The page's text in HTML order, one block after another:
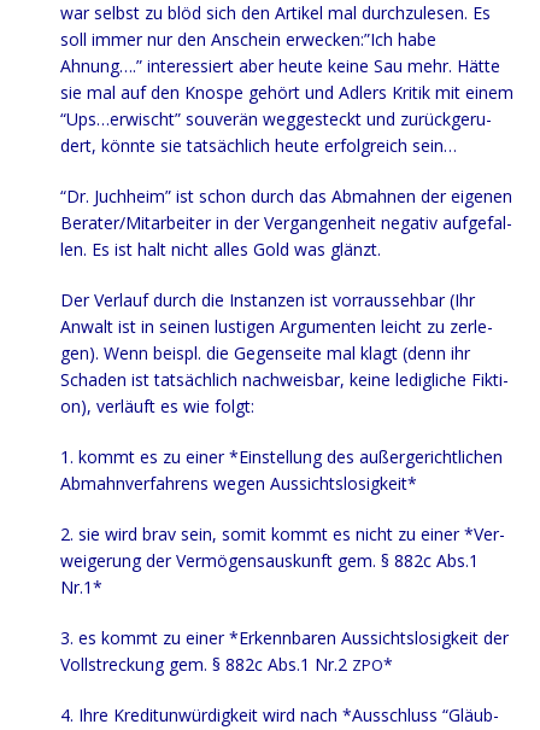
war selbst zu blöd sich den Arti­kel mal durch­zu­le­sen. Es
soll immer nur den Anschein erwecken:”Ich habe
Ahnung….” inter­es­siert aber heu­te kei­ne Sau mehr. Hät­te
sie mal auf den Knos­pe gehört und Adlers Kri­tik mit einem
“Ups…erwischt” sou­ve­rän weg­ge­steckt und zurück­ge­ru­
dert, könn­te sie tat­säch­lich heu­te erfolg­reich sein…
“Dr. Juch­heim” ist schon durch das Abmah­nen der eige­nen
Berater/Mitarbeiter in der Ver­gan­gen­heit nega­tiv auf­ge­fal­
len. Es ist halt nicht alles Gold was glänzt.
Der Ver­lauf durch die Instan­zen ist vorraus­seh­bar (Ihr
Anwalt ist in sei­nen lus­ti­gen Argu­men­ten leicht zu zer­le­
gen). Wenn bei­spl. die Gegen­sei­te mal klagt (denn ihr
Scha­den ist tat­säch­lich nach­weis­bar, kei­ne ledig­li­che Fik­ti­
on), ver­läuft es wie folgt:
1. kommt es zu einer *Ein­stel­lung des außer­ge­richt­li­chen
Abmahn­ver­fah­rens wegen Aussichtslosigkeit*
2. sie wird brav sein, somit kommt es nicht zu einer *Ver­
wei­ge­rung der Ver­mö­gens­aus­kunft gem. § 882c Abs.1
Nr.1*
3. es kommt zu einer *Erkenn­ba­ren Aus­sichts­lo­sig­keit der
Voll­stre­ckung gem. § 882c Abs.1 Nr.2 ZPO*
4. Ihre Kre­dit­un­wür­dig­keit wird nach *Aus­schluss “Gläub­